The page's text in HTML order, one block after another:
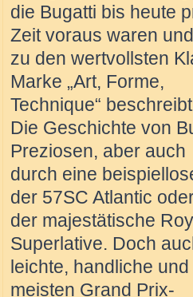
die Bugatti bis heute
Zeit voraus waren
zu den wertvollsten
Marke „Art, Forme,
Technique“
Die Geschichte von
Preziosen, aber auch
durch eine
der 57SC Atlantic
der majestätische
Superlative. Doch
leichte, handliche
meisten Grand Prix-